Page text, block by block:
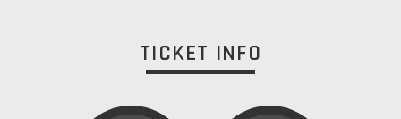
TICKET INFO